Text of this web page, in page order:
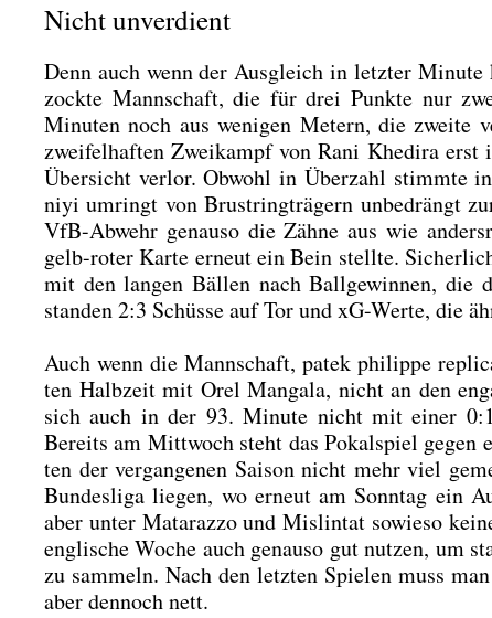
Nicht unverdient
Denn auch wenn der Aus­gleich in letz­ter
zock­te Mann­schaft, die für drei Punk­te nur
Minu­ten noch aus weni­gen Metern, die zwei­te
zwei­fel­haf­ten Zwei­kampf von Rani Khe­di­ra
Über­sicht ver­lor. Obwohl in Über­zahl stimm­te
niyi umringt von Brust­ring­trä­gern unbe­drängt
VfB-Abwehr genau­so die Zäh­ne aus wie
gelb-roter Kar­te erneut ein Bein stell­te.
mit den lan­gen Bäl­len nach Ball­ge­win­nen, die
stan­den 2:3 Schüs­se auf Tor und xG-Wer­te, die
Auch wenn die Mann­schaft,patek phil­ip­pe
ten Halb­zeit mit Orel Manga­la, nicht an den
sich auch in der 93. Minu­te nicht mit einer
Bereits am Mitt­woch steht das Pokal­spiel
ten der ver­gan­ge­nen Sai­son nicht mehr viel
Bun­des­li­ga lie­gen, wo erneut am Sonn­tag ein
aber unter Mat­a­raz­zo und Mislin­tat sowie­so
eng­li­sche Woche auch genau­so gut nut­zen, um
zu sam­meln. Nach den letz­ten Spie­len muss
aber den­noch nett.